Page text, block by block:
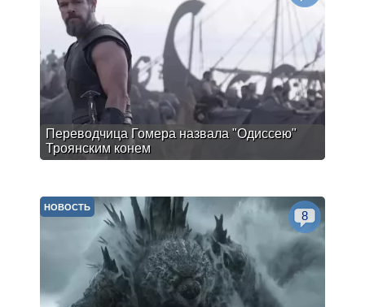
Переводчица Гомера назвала "Одиссею"
Троянским конем
НОВОСТЬ
8